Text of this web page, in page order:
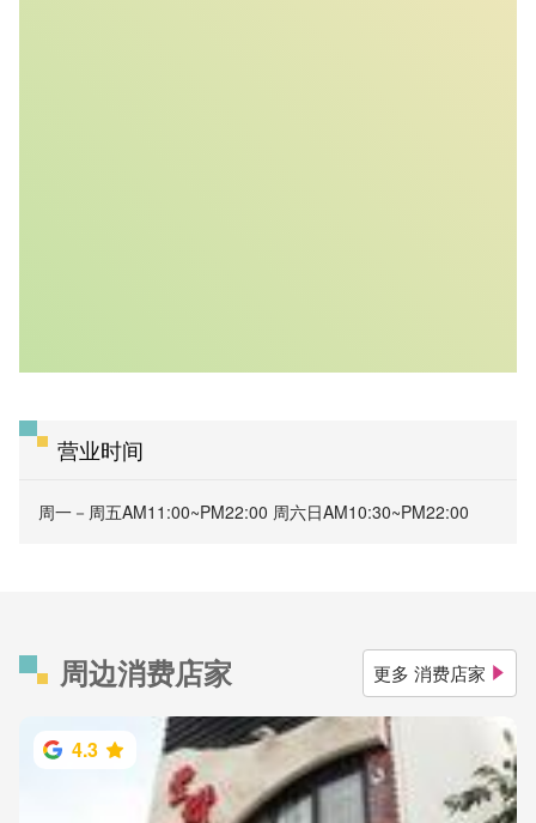
营业时间
周一－周五AM11:00~PM22:00 周六日AM10:30~PM22:00
周边消费店家 更多 消费店家
4.3